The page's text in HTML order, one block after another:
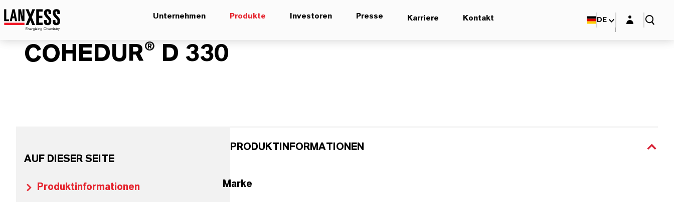
Unternehmen Produkte Investoren Presse Karriere Kontakt DE Login-Maske
COHEDUR® D 330
AUF DIESER SEITE
Produktinformationen
PRODUKTINFORMATIONEN
Marke